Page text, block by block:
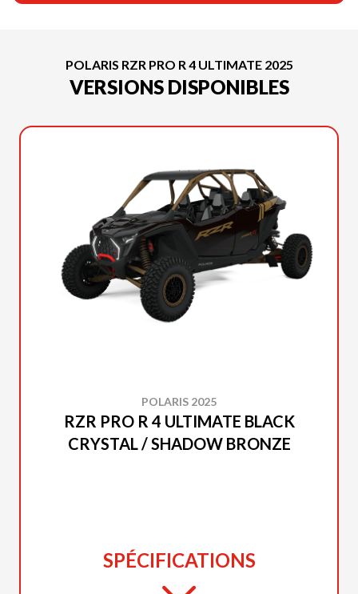
POLARIS RZR PRO R 4 ULTIMATE 2025
VERSIONS DISPONIBLES
POLARIS 2025
RZR PRO R 4 ULTIMATE BLACK
CRYSTAL / SHADOW BRONZE
SPÉCIFICATIONS